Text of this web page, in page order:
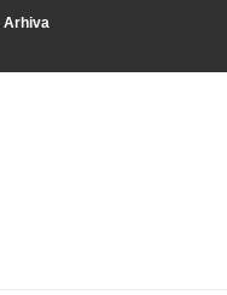
Arhiva